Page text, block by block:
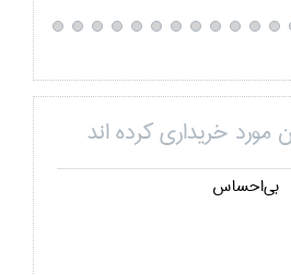
مورد خریداری کرده اند
بي‌احساس